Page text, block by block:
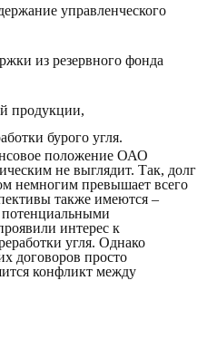
управленческого
из резервного фонда
продукции,
бурого угля.
положение ОАО
не выглядит. Так, долг
немногим превышает всего
также имеются –
потенциальными
интерес к
угля. Однако
договоров просто
конфликт между